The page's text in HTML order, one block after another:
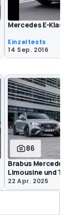
Mercedes E-
Einzeltests
14 Sep. 2016
86
Brabus
Limousine und
22 Apr. 2025